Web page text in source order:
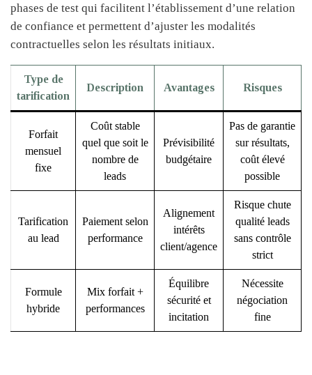
phases de test qui facilitent l’établissement d’une relation
de confiance et permettent d’ajuster les modalités
contractuelles selon les résultats initiaux.
Type de
tarification
Description Avantages Risques
Forfait
mensuel
fixe
Coût stable
quel que soit le
nombre de
leads
Prévisibilité
budgétaire
Pas de garantie
sur résultats,
coût élevé
possible
Tarification
au lead
Paiement selon
performance
Alignement
intérêts
client/agence
Risque chute
qualité leads
sans contrôle
strict
Formule
hybride
Mix forfait +
performances
Équilibre
sécurité et
incitation
Nécessite
négociation
fine